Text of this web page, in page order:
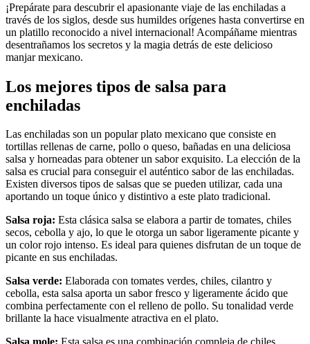
¡Prepárate para descubrir el apasionante viaje de las enchiladas a
través de los siglos, desde sus humildes orígenes hasta convertirse en
un platillo reconocido a nivel internacional! Acompáñame mientras
desentrañamos los secretos y la magia detrás de este delicioso
manjar mexicano.
Los mejores tipos de salsa para
enchiladas
Las enchiladas son un popular plato mexicano que consiste en
tortillas rellenas de carne, pollo o queso, bañadas en una deliciosa
salsa y horneadas para obtener un sabor exquisito. La elección de la
salsa es crucial para conseguir el auténtico sabor de las enchiladas.
Existen diversos tipos de salsas que se pueden utilizar, cada una
aportando un toque único y distintivo a este plato tradicional.
Salsa roja: Esta clásica salsa se elabora a partir de tomates, chiles
secos, cebolla y ajo, lo que le otorga un sabor ligeramente picante y
un color rojo intenso. Es ideal para quienes disfrutan de un toque de
picante en sus enchiladas.
Salsa verde: Elaborada con tomates verdes, chiles, cilantro y
cebolla, esta salsa aporta un sabor fresco y ligeramente ácido que
combina perfectamente con el relleno de pollo. Su tonalidad verde
brillante la hace visualmente atractiva en el plato.